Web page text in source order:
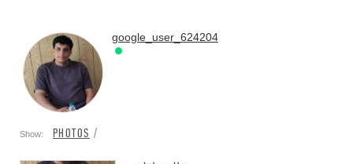
google_user_624204
Show: PHOTOS